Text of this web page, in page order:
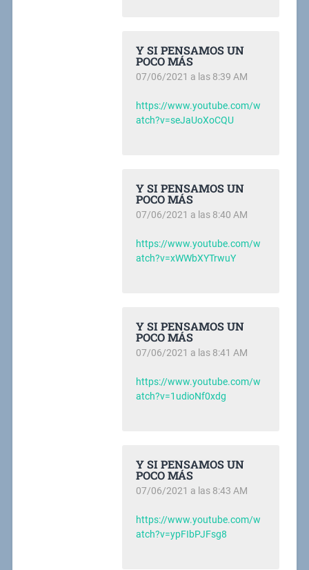
Y SI PENSAMOS UN
POCO MÁS
07/06/2021 a las 8:39 AM
https://www.youtube.com/w
atch?v=seJaUoXoCQU
Y SI PENSAMOS UN
POCO MÁS
07/06/2021 a las 8:40 AM
https://www.youtube.com/w
atch?v=xWWbXYTrwuY
Y SI PENSAMOS UN
POCO MÁS
07/06/2021 a las 8:41 AM
https://www.youtube.com/w
atch?v=1udioNf0xdg
Y SI PENSAMOS UN
POCO MÁS
07/06/2021 a las 8:43 AM
https://www.youtube.com/w
atch?v=ypFIbPJFsg8